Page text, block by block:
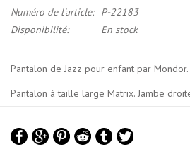
Numéro de l'article:
P-22183
Disponibilité:
En stock
Pantalon de Jazz pour enfant par Mondor.
Pantalon à taille large Matrix. Jambe
Matériel: 87% nylon tactel®, 13% lycra®